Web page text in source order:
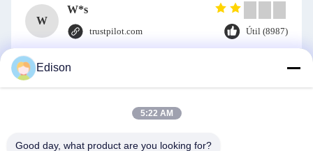
W
W*s
trustpilot.com Útil (8987)
manual slider is intuitive and stays securely in place.
Getting the IPD just right eliminated！
Edison
5:22 AM
Good day, what product are you looking for?